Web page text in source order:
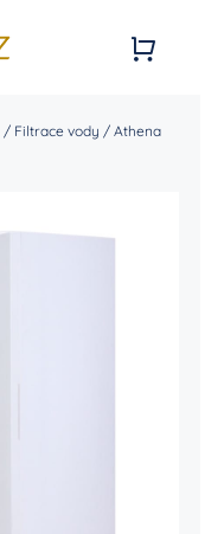
/ Filtrace vody / Athena